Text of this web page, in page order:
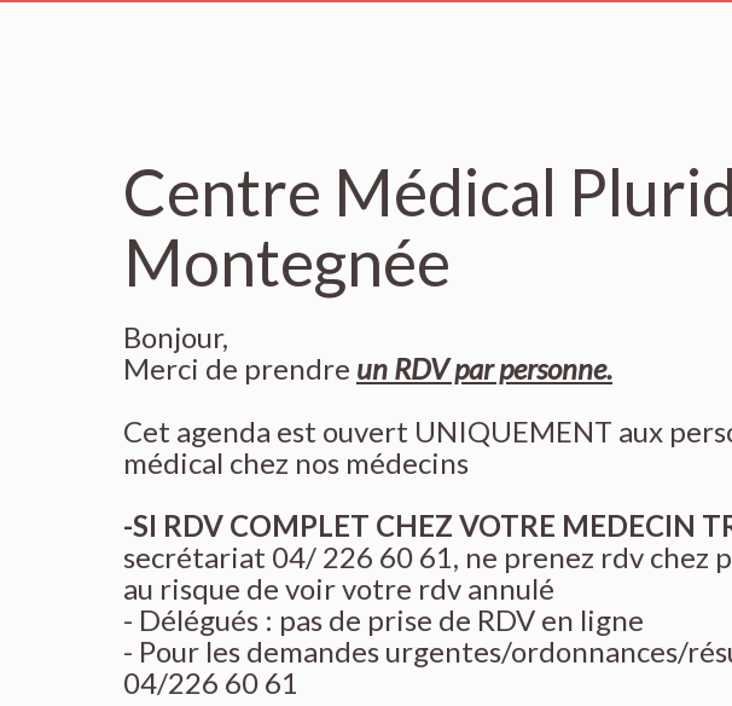
Centre Médical
Montegnée
Bonjour,
Merci de prendre un RDV par personne.
Cet agenda est ouvert UNIQUEMENT aux
médical chez nos médecins
-SI RDV COMPLET CHEZ VOTRE MEDECIN
secrétariat 04/ 226 60 61, ne prenez rdv chez
au risque de voir votre rdv annulé
- Délégués : pas de prise de RDV en ligne
- Pour les demandes urgentes/ordonnances/
04/226 60 61